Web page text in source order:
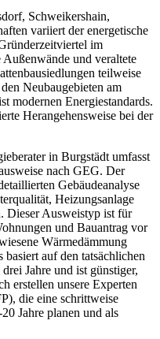
Schweikershain,
variiert der energetische
im
und veraltete
teilweise
Neubaugebieten am
modernen Energiestandards.
Herangehensweise bei der
in Burgstädt umfasst
nach GEG. Der
Gebäudeanalyse
Heizungsanlage
Dieser Ausweistyp ist für
und Bauantrag vor
Wärmedämmung
auf den tatsächlichen
Jahre und ist günstiger,
erstellen unsere Experten
die eine schrittweise
Jahre planen und als